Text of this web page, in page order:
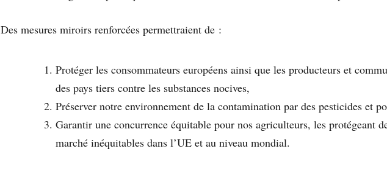
Des mesures miroirs renforcées permettraient de :
Protéger les consommateurs européens ainsi que les producteurs et
des pays tiers contre les substances nocives,
Préserver notre environnement de la contamination par des pesticides et
Garantir une concurrence équitable pour nos agriculteurs, les protégeant
marché inéquitables dans l’UE et au niveau mondial.